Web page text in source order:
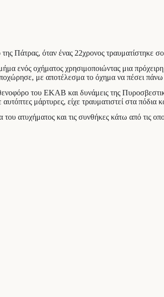
Πάτρας, όταν ένας 22χρονος τραυματίστηκε
ενός οχήματος χρησιμοποιώντας μια
με αποτέλεσμα το όχημα να πέσει
του ΕΚΑΒ και δυνάμεις της
μάρτυρες, είχε τραυματιστεί στα πόδια
ατυχήματος και τις συνθήκες κάτω από τις